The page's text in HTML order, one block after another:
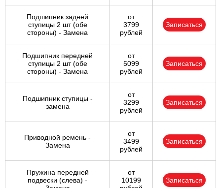
Подшипник задней
ступицы 2 шт (обе
стороны) - Замена
от
3799
рублей
Записаться
Подшипник передней
ступицы 2 шт (обе
стороны) - Замена
от
5099
рублей
Записаться
Подшипник ступицы -
замена
от
3299
рублей
Записаться
Приводной ремень -
Замена
от
3499
рублей
Записаться
Пружина передней
подвески (слева) -
от
10199
Записаться